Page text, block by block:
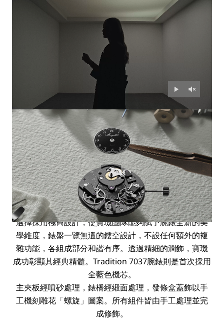
Tradition Seconde Rétrograde
7037腕錶
Tradition 7037腕錶體現一種從容且顯而易見的簡約美：
38毫米白金錶殼，搭載兩枚指針顯示時、分，以及一枚
逆跳小秒針，確保於50小時動力儲備期間順暢運行。
選擇採用極簡設計，使寶璣團隊能夠賦予腕錶全新的美
學維度，錶盤一覽無遺的鏤空設計，不設任何額外的複
雜功能，各組成部分和諧有序。透過精細的潤飾，寶璣
成功彰顯其經典精髓。Tradition 7037腕錶則是首次採用
全藍色機芯。
主夾板經噴砂處理，錶橋經緞面處理，發條盒蓋飾以手
工機刻雕花「螺旋」圖案。所有組件皆由手工處理並完
成修飾。